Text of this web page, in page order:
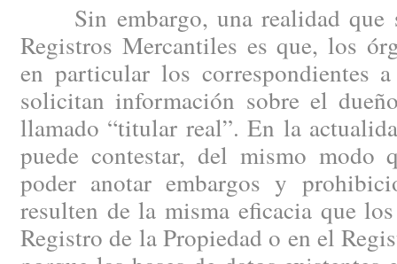
Sin embargo, una realidad que
Registros Mercantiles es que, los
en particular los correspondientes
solicitan información sobre el
llamado “titular real”. En la
puede contestar, del mismo modo
poder anotar embargos y
resulten de la misma eficacia que
Registro de la Propiedad o en el